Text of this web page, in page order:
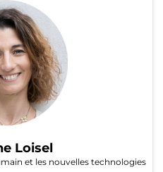
Loisel
et les nouvelles technologies